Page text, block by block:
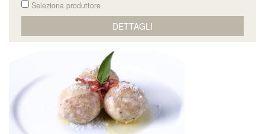
Seleziona produttore
DETTAGLI